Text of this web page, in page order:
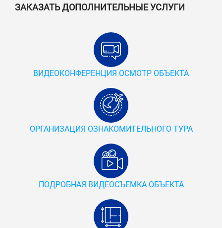
ЗАКАЗАТЬ ДОПОЛНИТЕЛЬНЫЕ УСЛУГИ
ВИДЕОКОНФЕРЕНЦИЯ ОСМОТР ОБЪЕКТА
ОРГАНИЗАЦИЯ ОЗНАКОМИТЕЛЬНОГО ТУРА
ПОДРОБНАЯ ВИДЕОСЪЕМКА ОБЪЕКТА